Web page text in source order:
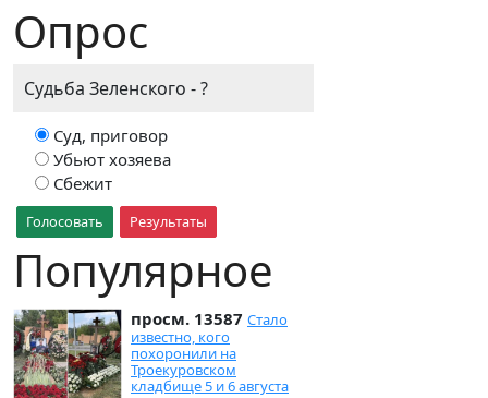
Опрос
Судьба Зеленского - ?
Суд, приговор
Убьют хозяева
Сбежит
Голосовать Результаты
Популярное
просм. 13587 Стало
известно, кого
похоронили на
Троекуровском
кладбище 5 и 6 августа